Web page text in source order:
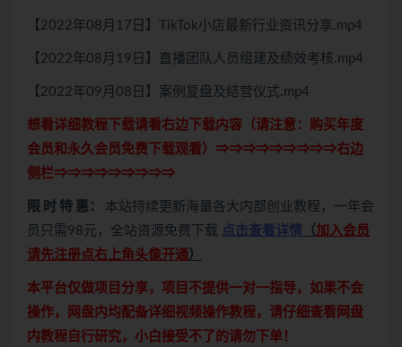
【2022年08月17日】TikTok小店最新行业资讯分享.mp4
【2022年08月19日】直播团队人员组建及绩效考核.mp4
【2022年09月08日】案例复盘及结营仪式.mp4
想看详细教程下载请看右边下载内容（请注意： 购买年度
会员和永久会员免费下载观看）⇒⇒⇒⇒⇒⇒⇒⇒⇒右边
侧栏⇒⇒⇒⇒⇒⇒⇒⇒⇒
限 时 特 惠： 本站持续更新海量各大内部创业教程，一年会
员只需98元，全站资源免费下载 点击查看详情 （加入会员
请先注册点右上角头像开通）
本平台仅做项目分享，项目不提供一对一指导，如果不会
操作，网盘内均配备详细视频操作教程，请仔细查看网盘
内教程自行研究，小白接受不了的请勿下单！